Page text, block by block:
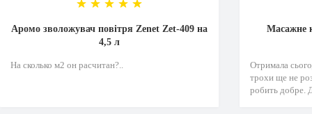
Аромо зволожувач повітря Zenet Zet-409 на
4,5 л
На сколько м2 он расчитан?..
Масажне
Отримала
трохи ще не
робить добре.